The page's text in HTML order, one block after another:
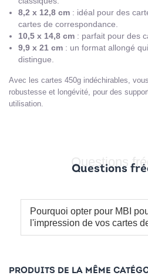
8,2 x 12,8 cm : idéal pour des
cartes de correspondance.
10,5 x 14,8 cm : parfait pour des
9,9 x 21 cm : un format allongé
distingue.
Avec les cartes 450g indéchirables,
robustesse et longévité, pour des
utilisation.
Questions
Questions
Pourquoi opter pour MBI
l'impression de vos cartes
PRODUITS DE LA MÊME